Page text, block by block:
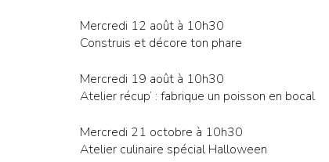
Mercredi 12 août à 10h30
Construis et décore ton phare
Mercredi 19 août à 10h30
Atelier récup’ : fabrique un poisson en bocal
Mercredi 21 octobre à 10h30
Atelier culinaire spécial Halloween